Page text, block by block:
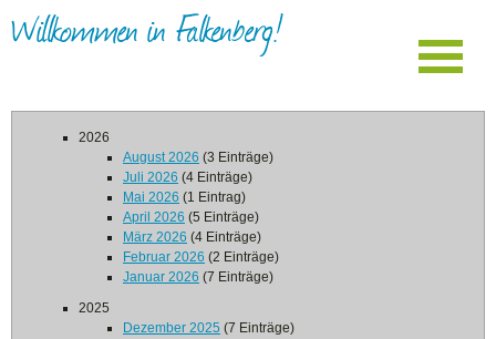
Willkommen in Falkenberg!
2026
August 2026 (3 Einträge)
Juli 2026 (4 Einträge)
Mai 2026 (1 Eintrag)
April 2026 (5 Einträge)
März 2026 (4 Einträge)
Februar 2026 (2 Einträge)
Januar 2026 (7 Einträge)
2025
Dezember 2025 (7 Einträge)